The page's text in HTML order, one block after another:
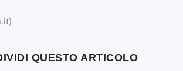
QUESTO ARTICOLO